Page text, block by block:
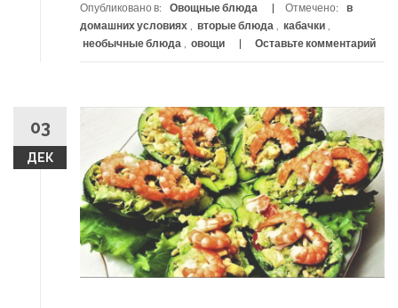
Опубликовано в: Овощные блюда Отмечено:
в
домашних условиях , вторые блюда , кабачки ,
необычные блюда , овощи Оставьте комментарий
03
ДЕК